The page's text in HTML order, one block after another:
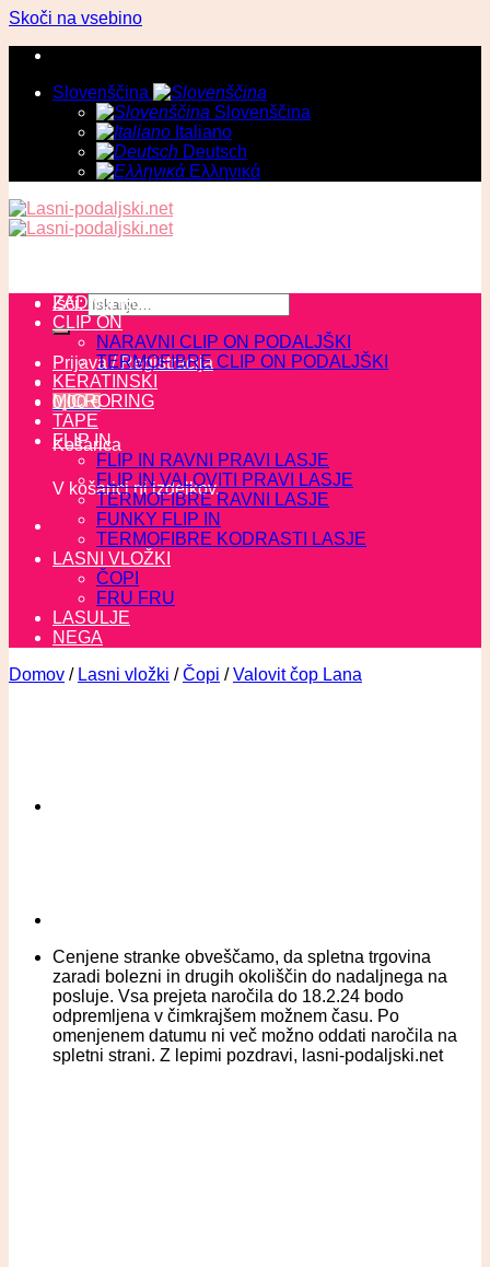
Skoči na vsebino
Slovenščina
Slovenščina
Italiano
Deutsch
Ελληνικά
Išči:
Prijava / Registracija
0,00€
Košarica
V košarici ni izdelkov.
ZADNJI KOSI
CLIP ON
NARAVNI CLIP ON PODALJŠKI
TERMOFIBRE CLIP ON PODALJŠKI
KERATINSKI
MICRORING
TAPE
FLIP IN
FLIP IN RAVNI PRAVI LASJE
FLIP IN VALOVITI PRAVI LASJE
TERMOFIBRE RAVNI LASJE
FUNKY FLIP IN
TERMOFIBRE KODRASTI LASJE
LASNI VLOŽKI
ČOPI
FRU FRU
LASULJE
NEGA
Domov / Lasni vložki / Čopi / Valovit čop Lana
Cenjene stranke obveščamo, da spletna trgovina
zaradi bolezni in drugih okoliščin do nadaljnega na
posluje. Vsa prejeta naročila do 18.2.24 bodo
odpremljena v čimkrajšem možnem času. Po
omenjenem datumu ni več možno oddati naročila na
spletni strani. Z lepimi pozdravi, lasni-podaljski.net